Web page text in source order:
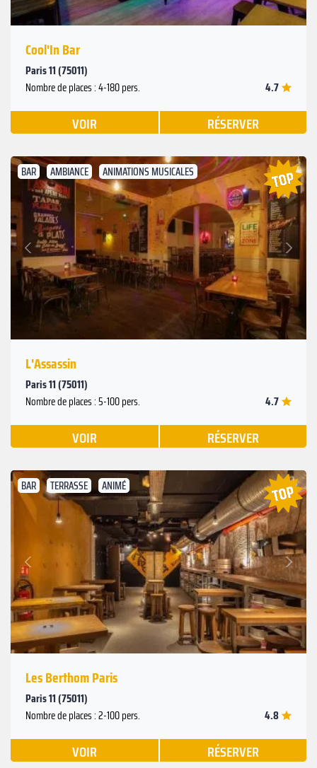
Cool'In Bar
Paris 11 (75011)
Nombre de places : 4-180 pers. 4.7
VOIR RÉSERVER
BAR AMBIANCE ANIMATIONS MUSICALES
Précédent
Suivant
L'Assassin
Paris 11 (75011)
Nombre de places : 5-100 pers. 4.7
VOIR RÉSERVER
BAR TERRASSE ANIMÉ
Précédent
Suivant
Les Berthom Paris
Paris 11 (75011)
Nombre de places : 2-100 pers. 4.8
VOIR RÉSERVER